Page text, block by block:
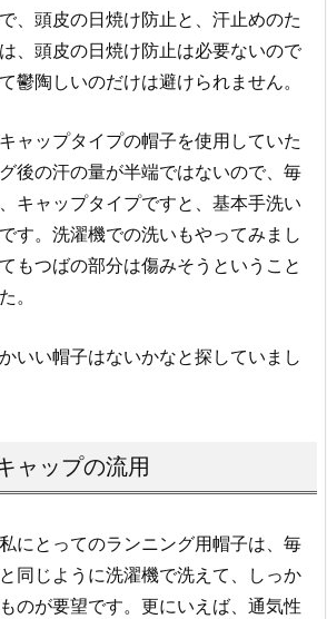
、頭皮の日焼け防止と、汗止めのた
、頭皮の日焼け防止は必要ないので
鬱陶しいのだけは避けられません。
ャップタイプの帽子を使用していた
後の汗の量が半端ではないので、毎
キャップタイプですと、基本手洗い
す。洗濯機での洗いもやってみまし
もつばの部分は傷みそうということ
。
いい帽子はないかなと探していまし
ャップの流用
にとってのランニング用帽子は、毎
同じように洗濯機で洗えて、しっか
のが要望です。更にいえば、通気性